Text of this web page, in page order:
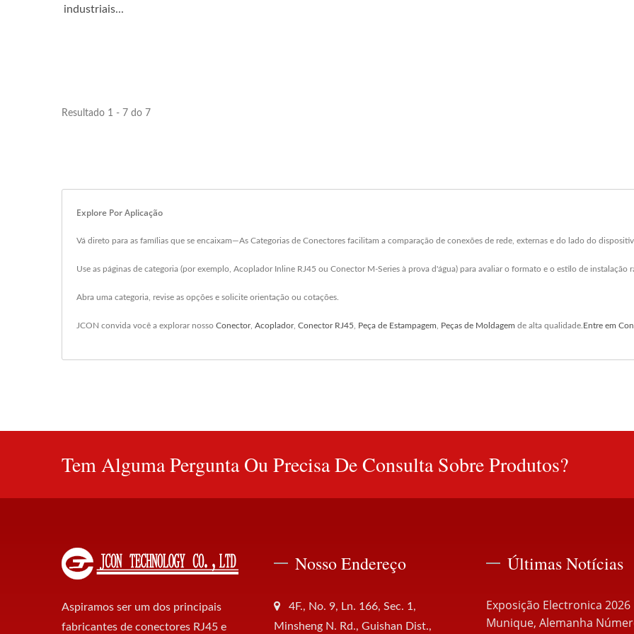
industriais...
Resultado 1 - 7 do 7
Explore Por Aplicação
Vá direto para as famílias que se encaixam—As Categorias de Conectores facilitam a comparação de conexões de rede, externas e do lado do
Use as páginas de categoria (por exemplo, Acoplador Inline RJ45 ou Conector M-Series à prova d'água) para avaliar o formato e o estilo de instalação
Abra uma categoria, revise as opções e solicite orientação ou cotações.
JCON convida você a explorar nosso Conector, Acoplador, Conector RJ45 Peça de Estampagem Peças de Moldagem de alta qualidade. Entre em
Tem Alguma Pergunta Ou Precisa De Consulta Sobre Produtos?
Aspiramos ser um dos principais
fabricantes de conectores RJ45 e
Nosso Endereço
4F., No. 9, Ln. 166, Sec. 1,
Minsheng N. Rd., Guishan Dist.,
Últimas Notícias
Exposição Electronica 2026
Munique, Alemanha